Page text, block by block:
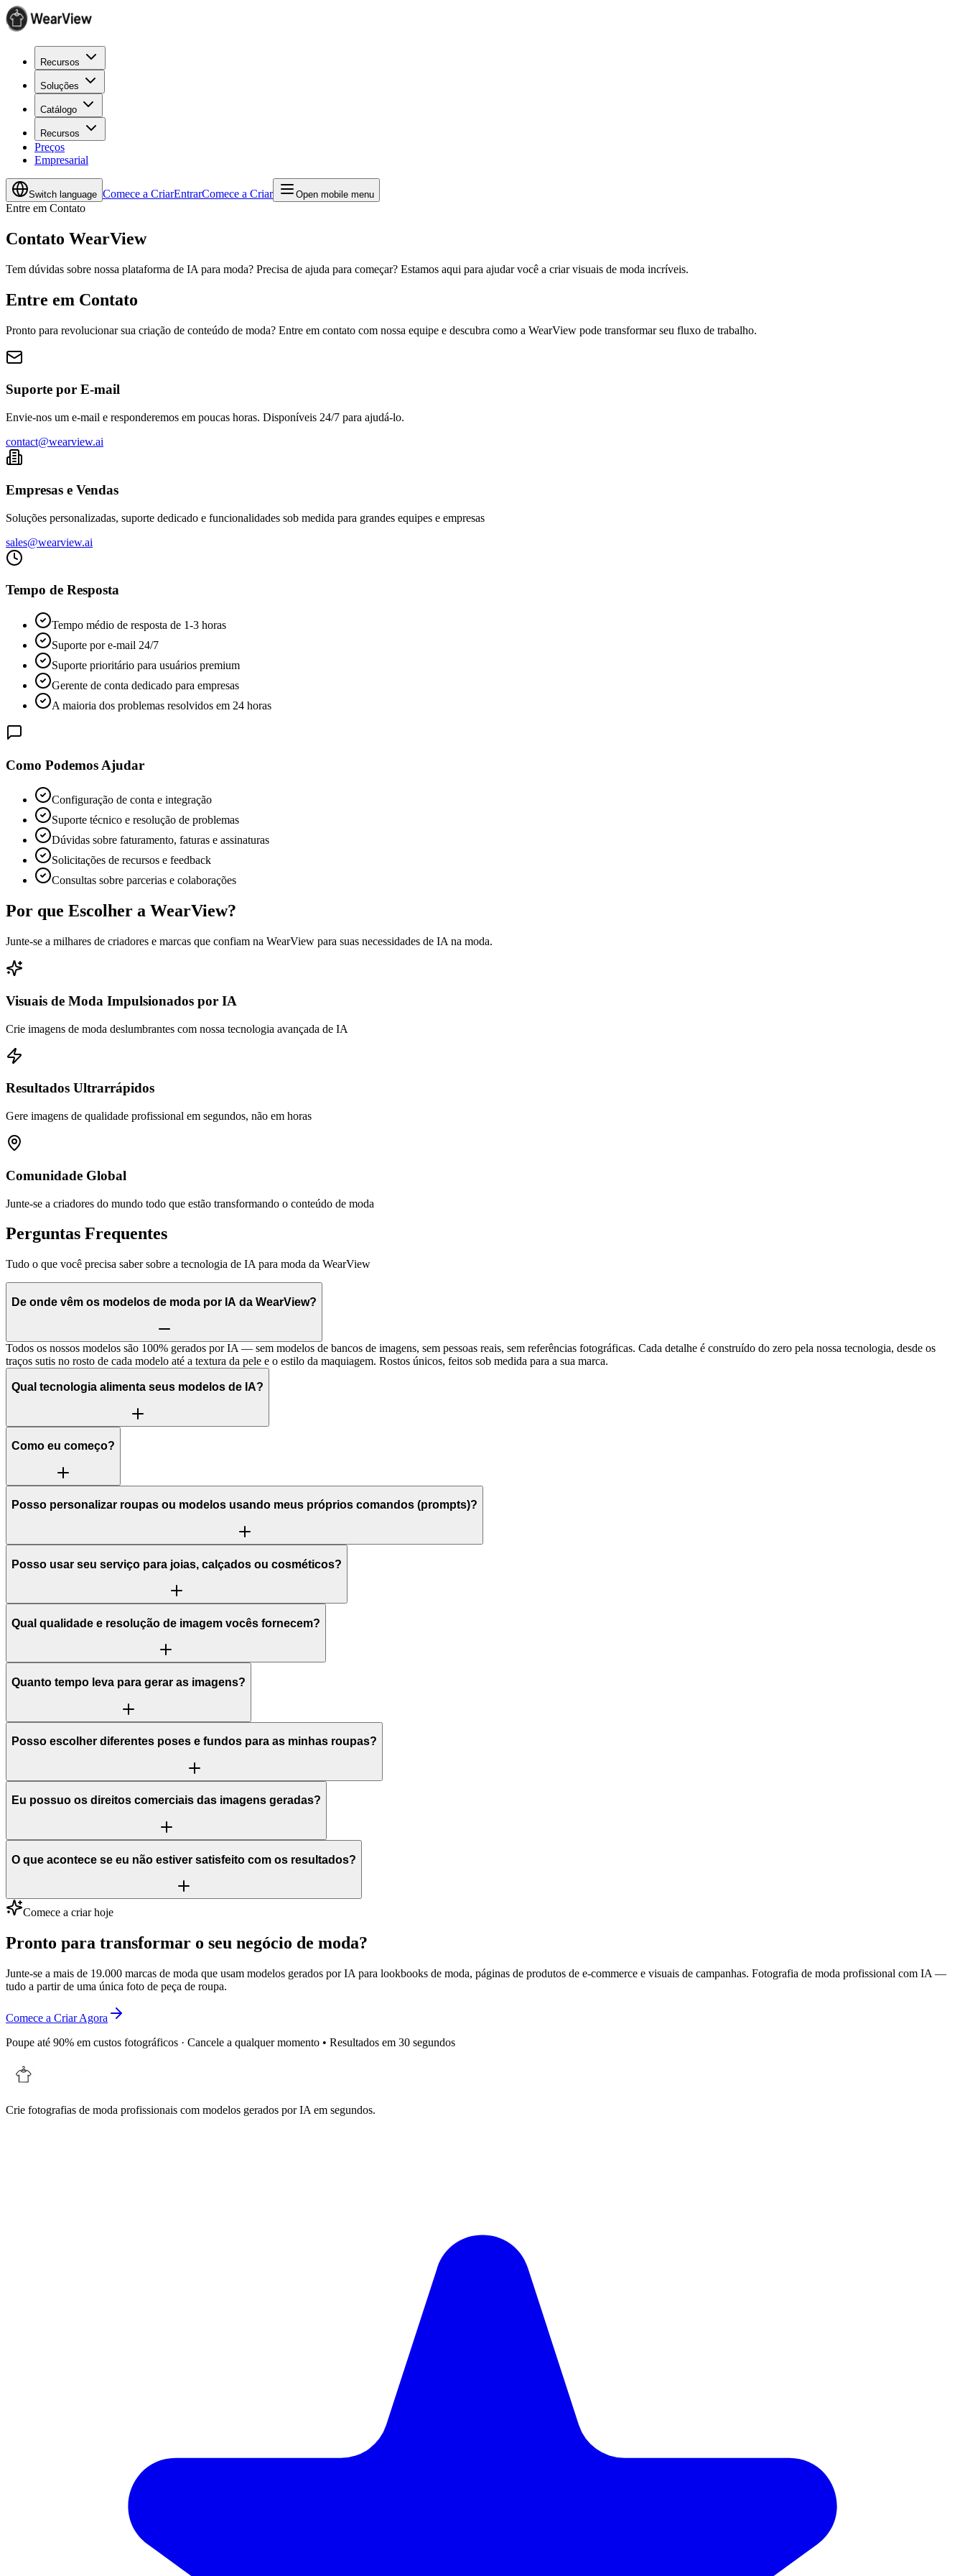
Recursos
Soluções
Catálogo
Recursos
Preços
Empresarial
Switch language Comece a CriarEntrarComece a Criar Open mobile menu
Entre em Contato
Contato WearView
Tem dúvidas sobre nossa plataforma de IA para moda? Precisa de ajuda para começar? Estamos aqui para ajudar você a criar visuais de moda incríveis.
Entre em Contato
Pronto para revolucionar sua criação de conteúdo de moda? Entre em contato com nossa equipe e descubra como a WearView pode transformar seu fluxo de trabalho.
Suporte por E-mail
Envie-nos um e-mail e responderemos em poucas horas. Disponíveis 24/7 para ajudá-lo.
contact@wearview.ai
Empresas e Vendas
Soluções personalizadas, suporte dedicado e funcionalidades sob medida para grandes equipes e empresas
sales@wearview.ai
Tempo de Resposta
Tempo médio de resposta de 1-3 horas
Suporte por e-mail 24/7
Suporte prioritário para usuários premium
Gerente de conta dedicado para empresas
A maioria dos problemas resolvidos em 24 horas
Como Podemos Ajudar
Configuração de conta e integração
Suporte técnico e resolução de problemas
Dúvidas sobre faturamento, faturas e assinaturas
Solicitações de recursos e feedback
Consultas sobre parcerias e colaborações
Por que Escolher a WearView?
Junte-se a milhares de criadores e marcas que confiam na WearView para suas necessidades de IA na moda.
Visuais de Moda Impulsionados por IA
Crie imagens de moda deslumbrantes com nossa tecnologia avançada de IA
Resultados Ultrarrápidos
Gere imagens de qualidade profissional em segundos, não em horas
Comunidade Global
Junte-se a criadores do mundo todo que estão transformando o conteúdo de moda
Perguntas Frequentes
Tudo o que você precisa saber sobre a tecnologia de IA para moda da WearView
De onde vêm os modelos de moda por IA da WearView?
Todos os nossos modelos são 100% gerados por IA — sem modelos de bancos de imagens, sem pessoas reais, sem referências fotográficas. Cada detalhe é construído do zero pela nossa tecnologia, desde os
traços sutis no rosto de cada modelo até a textura da pele e o estilo da maquiagem. Rostos únicos, feitos sob medida para a sua marca.
Qual tecnologia alimenta seus modelos de IA?
Como eu começo?
Posso personalizar roupas ou modelos usando meus próprios comandos (prompts)?
Posso usar seu serviço para joias, calçados ou cosméticos?
Qual qualidade e resolução de imagem vocês fornecem?
Quanto tempo leva para gerar as imagens?
Posso escolher diferentes poses e fundos para as minhas roupas?
Eu possuo os direitos comerciais das imagens geradas?
O que acontece se eu não estiver satisfeito com os resultados?
Comece a criar hoje
Pronto para transformar o seu negócio de moda?
Junte-se a mais de 19.000 marcas de moda que usam modelos gerados por IA para lookbooks de moda, páginas de produtos de e-commerce e visuais de campanhas. Fotografia de moda profissional com IA —
tudo a partir de uma única foto de peça de roupa.
Comece a Criar Agora
Poupe até 90% em custos fotográficos · Cancele a qualquer momento • Resultados em 30 segundos
Crie fotografias de moda profissionais com modelos gerados por IA em segundos.